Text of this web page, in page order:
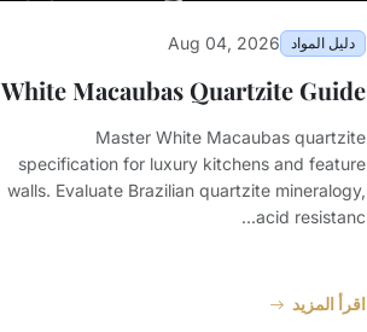
دليل المواد Aug 04, 2026
White Macaubas Quartzite Guide
Master White Macaubas quartzite
specification for luxury kitchens and feature
walls. Evaluate Brazilian quartzite mineralogy,
acid resistanc...
اقرأ المزيد